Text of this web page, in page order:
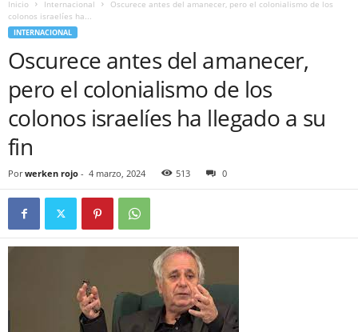
Inicio Internacional
Oscurece antes del amanecer, pero el colonialismo de los
colonos israelíes ha...
INTERNACIONAL
Oscurece antes del amanecer,
pero el colonialismo de los
colonos israelíes ha llegado a su
fin
Por werken rojo - 4 marzo, 2024 513 0